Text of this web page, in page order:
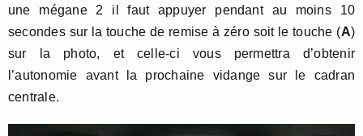
une mégane 2 il faut appuyer pendant au moins 10
secondes sur la touche de remise à zéro soit le touche (A)
sur la photo, et celle-ci vous permettra d’obtenir
l’autonomie avant la prochaine vidange sur le cadran
centrale.